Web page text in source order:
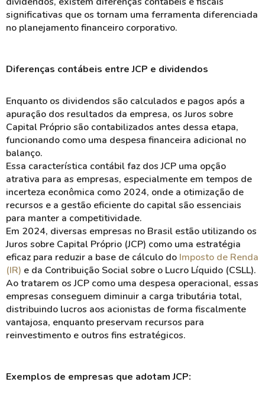
significativas que os tornam uma ferramenta diferenciada
no planejamento financeiro corporativo.
Diferenças contábeis entre JCP e dividendos
Enquanto os dividendos são calculados e pagos após a
apuração dos resultados da empresa, osJuros sobre
Capital Própriosão contabilizados antes dessa etapa,
funcionando como uma despesa financeira adicional no
balanço.
Essa característica contábil faz dos JCP uma opção
atrativa para as empresas, especialmente em tempos de
incerteza econômica como 2024, onde a otimização de
recursos e a gestão eficiente do capital são essenciais
para manter a competitividade.
Em 2024, diversas empresas no Brasil estão utilizando os
Juros sobre Capital Próprio (JCP) como uma estratégia
eficaz para reduzir a base de cálculo do Imposto de Renda
(IR) e da Contribuição Social sobre o Lucro Líquido (CSLL).
Ao tratarem os JCP como uma despesa operacional, essas
empresas conseguem diminuir a carga tributária total,
distribuindo lucros aos acionistas de forma fiscalmente
vantajosa, enquanto preservam recursos para
reinvestimento e outros fins estratégicos.
Exemplos de empresas que adotam JCP: